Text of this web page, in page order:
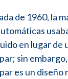
de 1960, la
en lugar de
sin
es un diseño